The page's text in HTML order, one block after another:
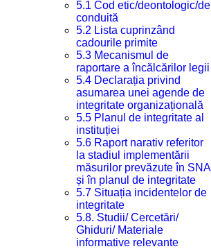
5.1 Cod etic/deontologic/de
conduită
5.2 Lista cuprinzând
cadourile primite
5.3 Mecanismul de
raportare a încălcărilor legii
5.4 Declarația privind
asumarea unei agende de
integritate organizațională
5.5 Planul de integritate al
instituției
5.6 Raport narativ referitor
la stadiul implementării
măsurilor prevăzute în SNA
și în planul de integritate
5.7 Situația incidentelor de
integritate
5.8. Studii/ Cercetări/
Ghiduri/ Materiale
informative relevante